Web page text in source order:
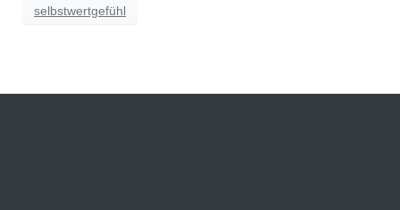
selbstwertgefühl